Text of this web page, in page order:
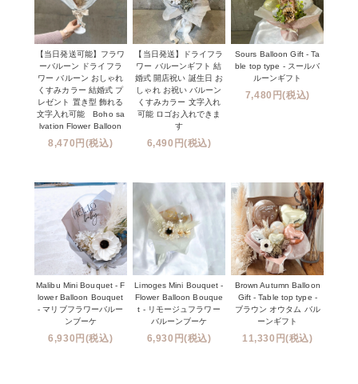
【当日発送可能】フラワ
ーバルーン ドライフラ
ワー バルーン おしゃれ
くすみカラー 結婚式 プ
レゼント 置き型 飾れる
文字入れ可能 Boho sa
lvation Flower Balloon
8,470円(税込)
【当日発送】ドライフラ
ワー バルーンギフト 結
婚式 開店祝い 誕生日 お
しゃれ お祝い バルーン
くすみカラー 文字入れ
可能 ロゴお入れできま
す
6,490円(税込)
Sours Balloon Gift - Ta
ble top type - スールバ
ルーンギフト
7,480円(税込)
Malibu Mini Bouquet - F
lower Balloon Bouquet
- マリブフラワーバルー
ンブーケ
6,930円(税込)
Limoges Mini Bouquet -
Flower Balloon Bouque
t - リモージュフラワー
バルーンブーケ
6,930円(税込)
Brown Autumn Balloon
Gift - Table top type -
ブラウン オウタム バル
ーンギフト
11,330円(税込)